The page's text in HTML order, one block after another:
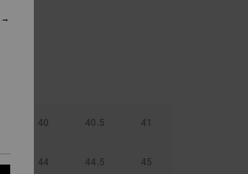
40 40.5 41
44 44.5 45